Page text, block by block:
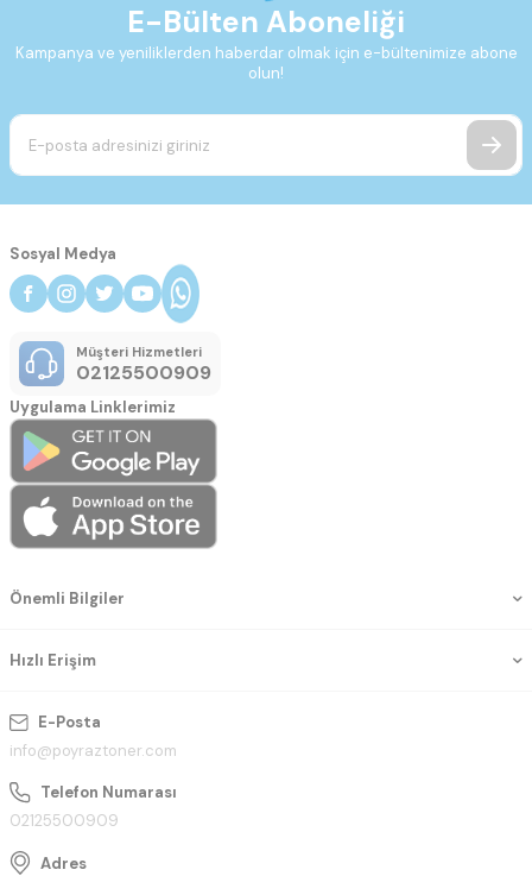
E-Bülten Aboneliği
Kampanya ve yeniliklerden haberdar olmak için e-bültenimize abone
olun!
E-Posta
info@poyraztoner.com
Telefon Numarası
02125500909
Adres
Önemli Bilgiler
Hızlı Erişim
Sosyal Medya
Müşteri Hizmetleri
02125500909
Uygulama Linklerimiz